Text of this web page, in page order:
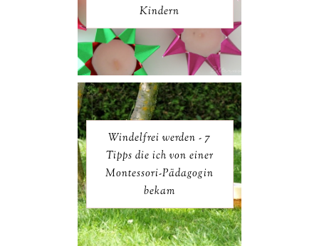
Kindern
Windelfrei werden - 7
Tipps die ich von einer
Montessori-Pädagogin
bekam